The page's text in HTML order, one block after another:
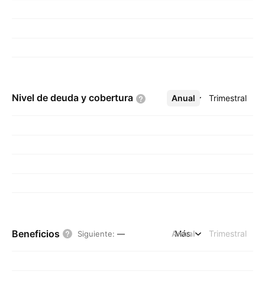
Nivel de deuda y cobertura Anual Trimestral
Más
Beneficios Siguiente: — Anual Trimestral
Más